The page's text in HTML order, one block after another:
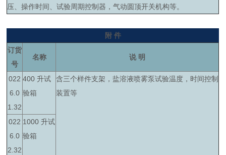
压、操作时间、试验周期控制器，气动圆顶开关机构等。
附 件
订货
号
名称 说 明
022
6.0
1.32
400 升试
验箱
含三个样件支架，盐溶液喷雾泵试验温度，时间控制
装置等
022
6.0
2.32
1000 升试
验箱